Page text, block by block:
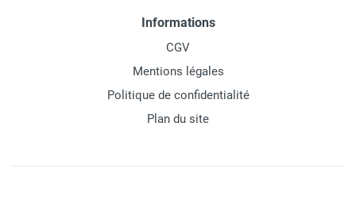
Informations
CGV
Mentions légales
Politique de confidentialité
Plan du site